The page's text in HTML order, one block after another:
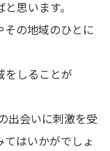
思います。
の地域のひとに
をしることが
出会いに刺激を受
はいかがでしょ